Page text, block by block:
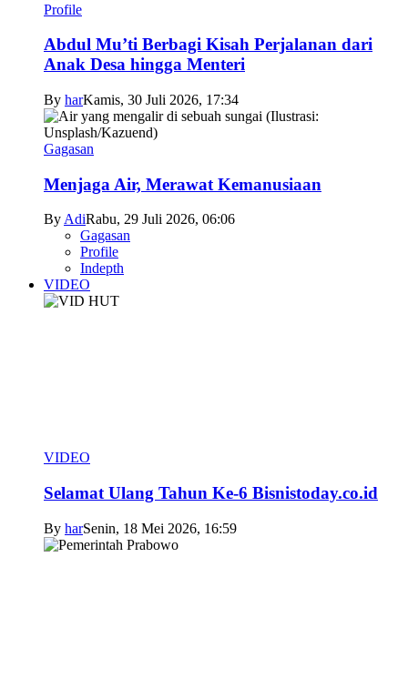
Profile
Abdul Mu’ti Berbagi Kisah Perjalanan dari
Anak Desa hingga Menteri
By harKamis, 30 Juli 2026, 17:34
Gagasan
Menjaga Air, Merawat Kemanusiaan
ByAdiRabu, 29 Juli 2026, 06:06
Gagasan
Profile
Indepth
VIDEO
VIDEO
Selamat Ulang Tahun Ke-6 Bisnistoday.co.id
By harSenin, 18 Mei 2026, 16:59